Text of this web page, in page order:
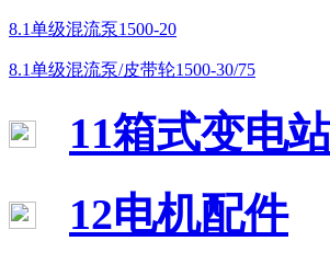
8.1单级混流泵1500-20
8.1单级混流泵/皮带轮1500-30/75
11箱式变电
12电机配件